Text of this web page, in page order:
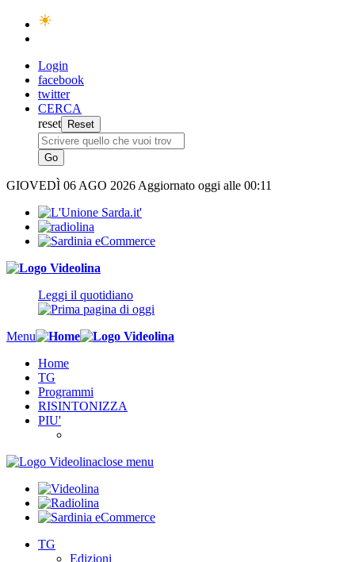
Login
facebook
twitter
CERCA
reset
GIOVEDÌ 06 AGO 2026 Aggiornato oggi alle 00:11
Leggi il quotidiano
Menu
Home
TG
Programmi
RISINTONIZZA
PIU'
close menu
TG
Edizioni